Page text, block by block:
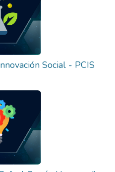
Social - PCIS